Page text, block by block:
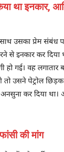
था इनकार,
उसका प्रेम संबंध
से इनकार कर दिया
हो गई। वह लगातार
तो उसने पेट्रोल
कर दिया था।
की मांग